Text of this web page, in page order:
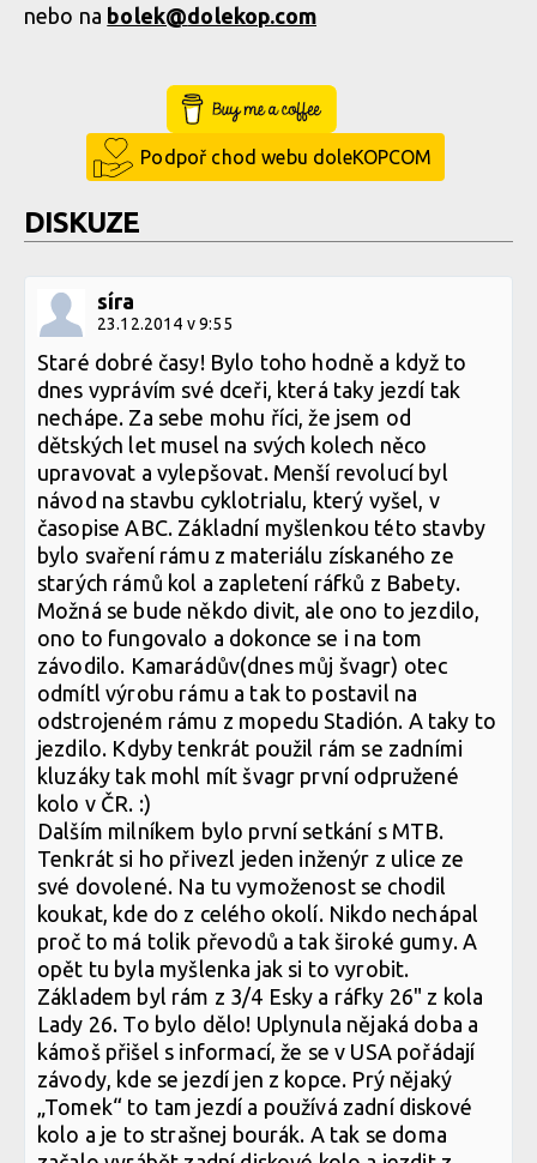
nebo na bolek@dolekop.com
Buy Me a Coffee
Podpoř chod webu doleKOPCOM
DISKUZE
síra
23.12.2014 v 9:55
Staré dobré časy! Bylo toho hodně a když to
dnes vyprávím své dceři, která taky jezdí tak
nechápe. Za sebe mohu říci, že jsem od
dětských let musel na svých kolech něco
upravovat a vylepšovat. Menší revolucí byl
návod na stavbu cyklotrialu, který vyšel, v
časopise ABC. Základní myšlenkou této stavby
bylo svaření rámu z materiálu získaného ze
starých rámů kol a zapletení ráfků z Babety.
Možná se bude někdo divit, ale ono to jezdilo,
ono to fungovalo a dokonce se i na tom
závodilo. Kamarádův(dnes můj švagr) otec
odmítl výrobu rámu a tak to postavil na
odstrojeném rámu z mopedu Stadión. A taky to
jezdilo. Kdyby tenkrát použil rám se zadními
kluzáky tak mohl mít švagr první odpružené
kolo v ČR. :)
Dalším milníkem bylo první setkání s MTB.
Tenkrát si ho přivezl jeden inženýr z ulice ze
své dovolené. Na tu vymoženost se chodil
koukat, kde do z celého okolí. Nikdo nechápal
proč to má tolik převodů a tak široké gumy. A
opět tu byla myšlenka jak si to vyrobit.
Základem byl rám z 3/4 Esky a ráfky 26" z kola
Lady 26. To bylo dělo! Uplynula nějaká doba a
kámoš přišel s informací, že se v USA pořádají
závody, kde se jezdí jen z kopce. Prý nějaký
„Tomek“ to tam jezdí a používá zadní diskové
kolo a je to strašnej bourák. A tak se doma